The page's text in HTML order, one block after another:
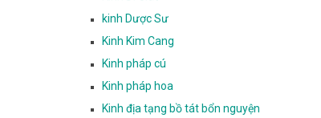
kinh Dược Sư
Kinh Kim Cang
Kinh pháp cú
Kinh pháp hoa
Kinh địa tạng bồ tát bổn nguyện